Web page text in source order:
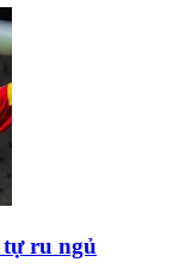
tự ru ngủ